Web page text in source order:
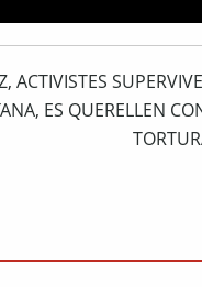
ACTIVISTES
ES QUERELLEN